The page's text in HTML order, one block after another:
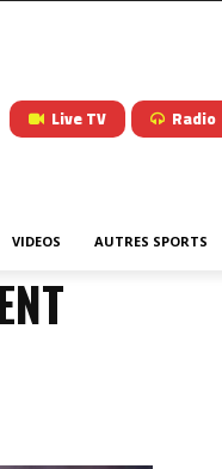
Live TV Radio
VIDEOS AUTRES SPORTS